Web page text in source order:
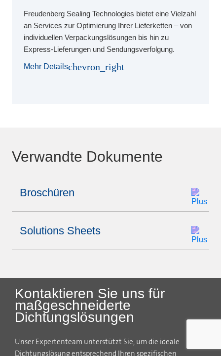
Freudenberg Sealing Technologies bietet eine Vielzahl
an Services zur Optimierung Ihrer Lieferketten – von
individuellen Verpackungslösungen bis hin zu
Express-Lieferungen und Sendungsverfolgung.
Mehr Detailschevron_right
Verwandte Dokumente
Broschüren
Solutions Sheets
Kontaktieren Sie uns für
maßgeschneiderte
Dichtungslösungen
Unser Expertenteam unterstützt Sie, um die ideale
Dichtungslösung entsprechend Ihren spezifischen